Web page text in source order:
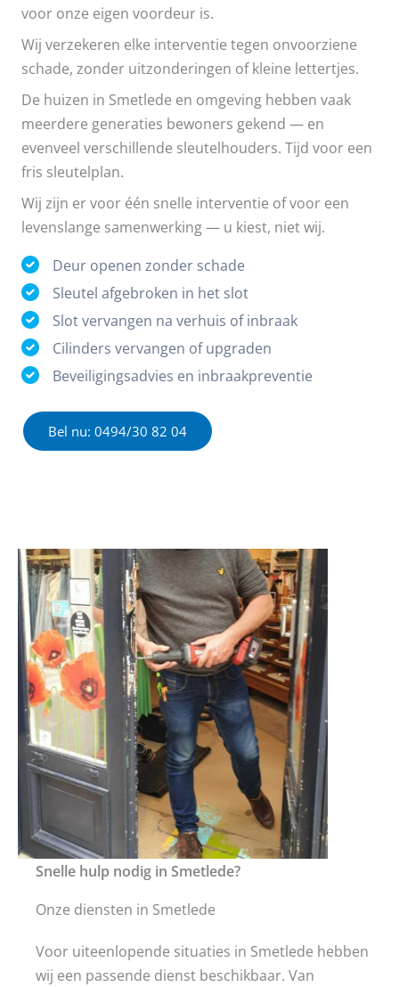
voor onze eigen voordeur is.
Wij verzekeren elke interventie tegen onvoorziene
schade, zonder uitzonderingen of kleine lettertjes.
De huizen in Smetlede en omgeving hebben vaak
meerdere generaties bewoners gekend — en
evenveel verschillende sleutelhouders. Tijd voor een
fris sleutelplan.
Wij zijn er voor één snelle interventie of voor een
levenslange samenwerking — u kiest, niet wij.
Deur openen zonder schade
Sleutel afgebroken in het slot
Slot vervangen na verhuis of inbraak
Cilinders vervangen of upgraden
Beveiligingsadvies en inbraakpreventie
Bel nu: 0494/30 82 04
Snelle hulp nodig in Smetlede?
Onze diensten in Smetlede
Voor uiteenlopende situaties in Smetlede hebben
wij een passende dienst beschikbaar. Van